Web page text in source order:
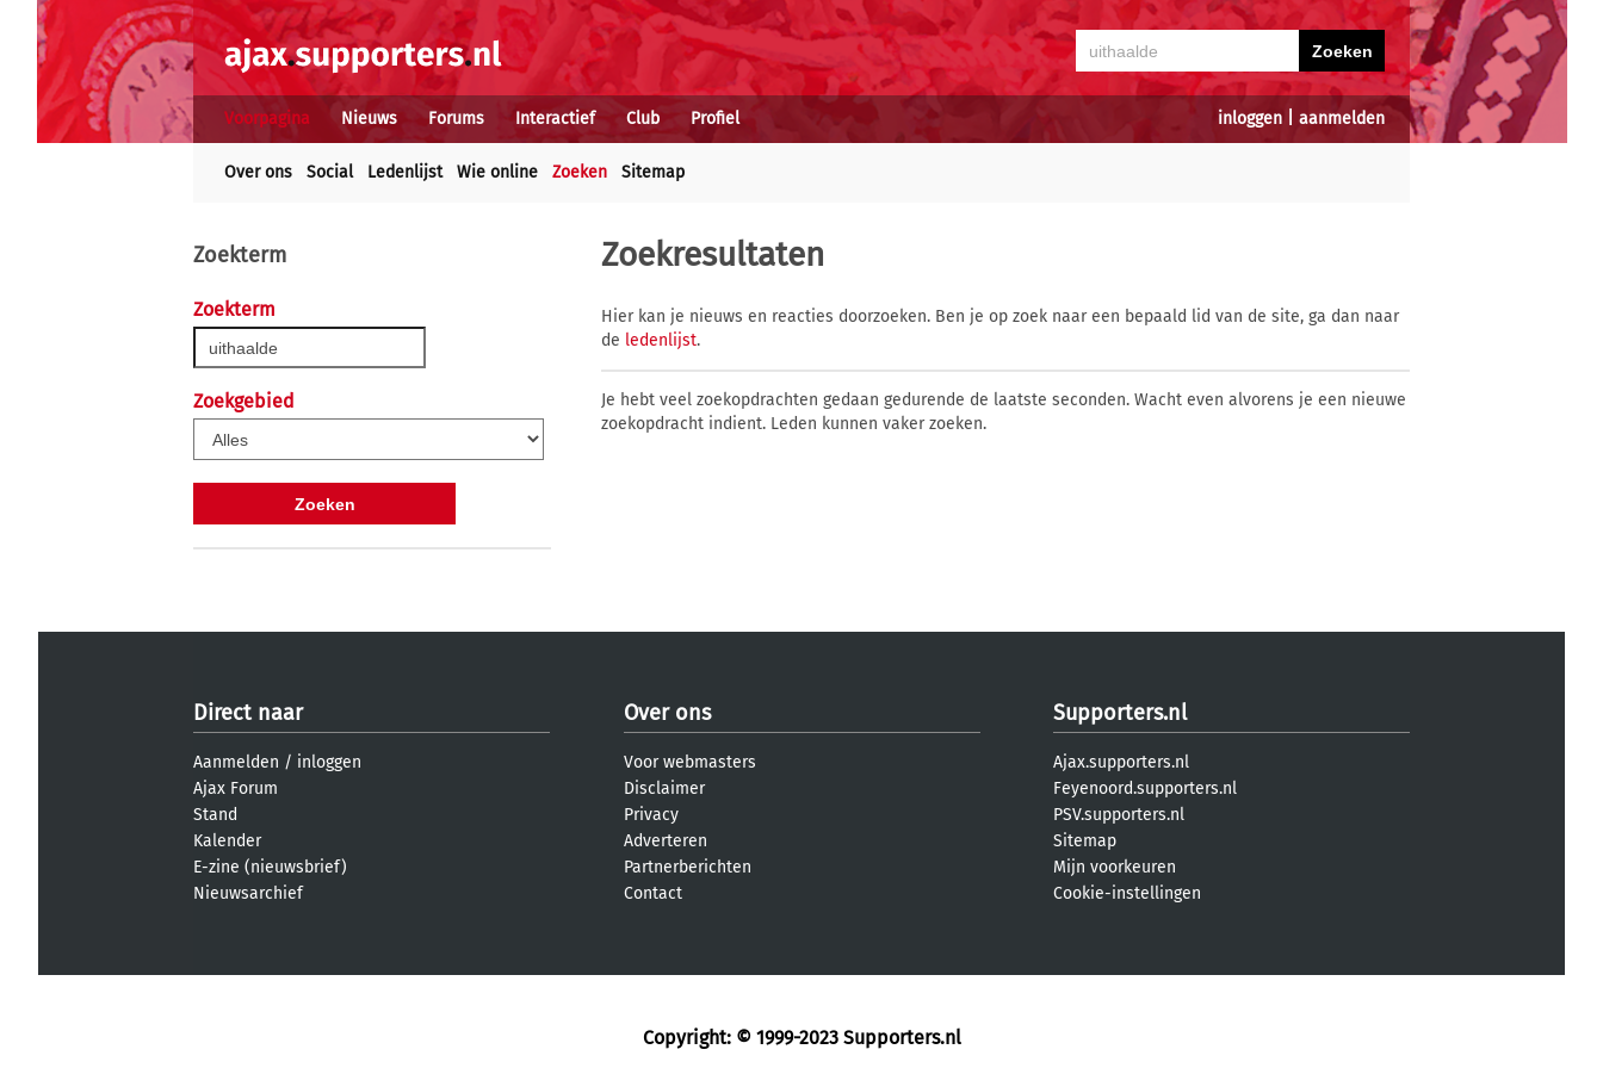
inloggen aanmelden
Voorpagina Nieuws Forums Interactief Club Profiel
Over ons Social Ledenlijst Wie online Zoeken Sitemap
Zoekterm
Zoekterm
Zoekgebied
Zoekresultaten
Hier kan je nieuws en reacties doorzoeken. Ben je op zoek naar een bepaald lid van de site, ga dan naar
de ledenlijst.
Je hebt veel zoekopdrachten gedaan gedurende de laatste seconden. Wacht even alvorens je een nieuwe
zoekopdracht indient. Leden kunnen vaker zoeken.
Direct naar
Aanmelden / inloggen
Ajax Forum
Stand
Kalender
E-zine (nieuwsbrief)
Nieuwsarchief
Over ons
Voor webmasters
Disclaimer
Privacy
Adverteren
Partnerberichten
Contact
Supporters.nl
Ajax.supporters.nl
Feyenoord.supporters.nl
PSV.supporters.nl
Sitemap
Mijn voorkeuren
Cookie-instellingen
Copyright: © 1999-2023 Supporters.nl